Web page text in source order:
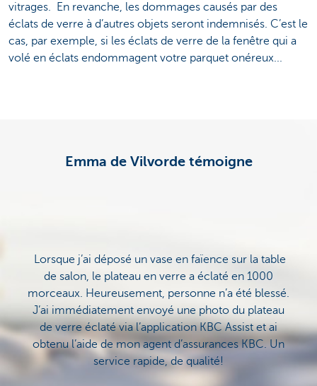
vitrages. En revanche, les dommages causés par des
éclats de verre à d’autres objets seront indemnisés. C’est le
cas, par exemple, si les éclats de verre de la fenêtre qui a
volé en éclats endommagent votre parquet onéreux...
Emma de Vilvorde témoigne
Lorsque j’ai déposé un vase en faïence sur la table
de salon, le plateau en verre a éclaté en 1000
morceaux. Heureusement, personne n’a été blessé.
J’ai immédiatement envoyé une photo du plateau
de verre éclaté via l’application KBC Assist et ai
obtenu l’aide de mon agent d’assurances KBC. Un
service rapide, de qualité!